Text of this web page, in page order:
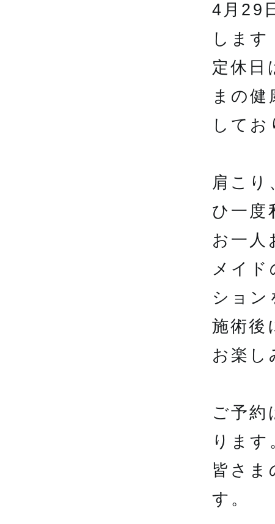
4月29
します
定休日
まの
してお
肩こり
ひ一度
お一人
メイド
ション
施術後
お楽し
ご予約
ります
皆さま
す。